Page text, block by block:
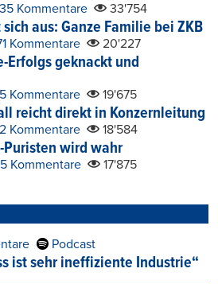
Kommentare 33'754
aus: Ganze Familie bei ZKB
Kommentare 20'227
Erfolgs geknackt und
Kommentare 19'675
reicht direkt in Konzernleitung
Kommentare 18'584
wird wahr
Kommentare 17'875
Podcast
ist sehr ineffiziente Industrie“